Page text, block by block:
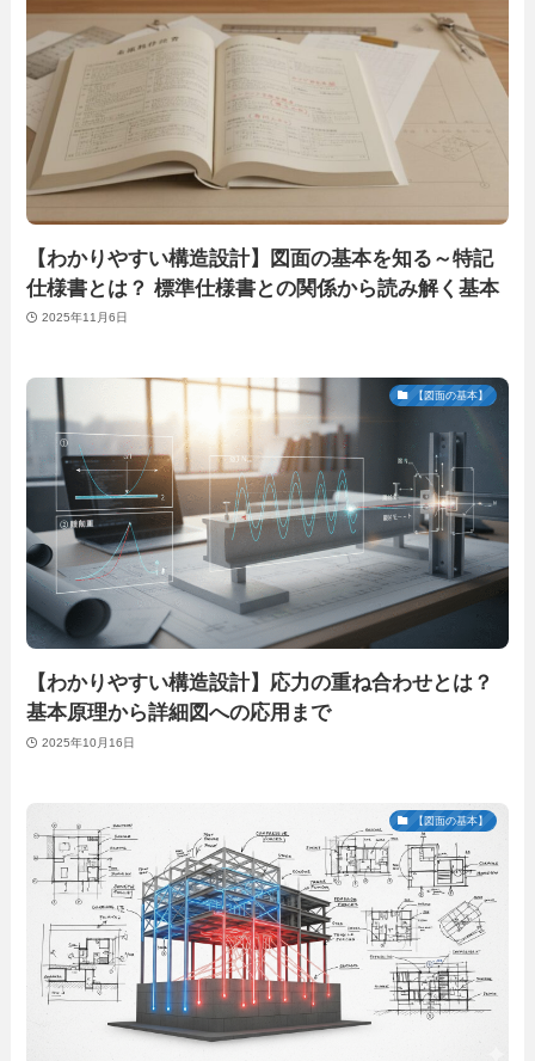
【わかりやすい構造設計】図面の基本を知る～特記
仕様書とは？ 標準仕様書との関係から読み解く基本
2025年11月6日
【図面の基本】
【わかりやすい構造設計】応力の重ね合わせとは？
基本原理から詳細図への応用まで
2025年10月16日
【図面の基本】